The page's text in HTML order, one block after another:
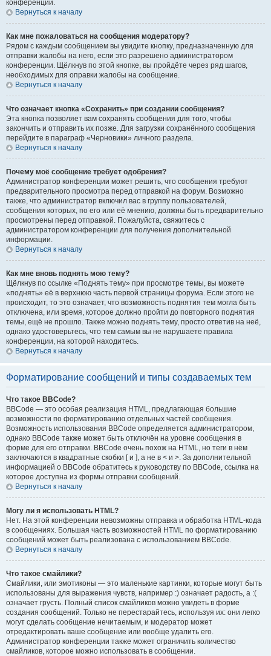
конференции.
Вернуться к началу
Как мне пожаловаться на сообщения модератору?
Рядом с каждым сообщением вы увидите кнопку, предназначенную для
отправки жалобы на него, если это разрешено администратором
конференции. Щёлкнув по этой кнопке, вы пройдёте через ряд шагов,
необходимых для оправки жалобы на сообщение.
Вернуться к началу
Что означает кнопка «Сохранить» при создании сообщения?
Эта кнопка позволяет вам сохранять сообщения для того, чтобы
закончить и отправить их позже. Для загрузки сохранённого сообщения
перейдите в параграф «Черновики» личного раздела.
Вернуться к началу
Почему моё сообщение требует одобрения?
Администратор конференции может решить, что сообщения требуют
предварительного просмотра перед отправкой на форум. Возможно
также, что администратор включил вас в группу пользователей,
сообщения которых, по его или её мнению, должны быть предварительно
просмотрены перед отправкой. Пожалуйста, свяжитесь с
администратором конференции для получения дополнительной
информации.
Вернуться к началу
Как мне вновь поднять мою тему?
Щёлкнув по ссылке «Поднять тему» при просмотре темы, вы можете
«поднять» её в верхнюю часть первой страницы форума. Если этого не
происходит, то это означает, что возможность поднятия тем могла быть
отключена, или время, которое должно пройти до повторного поднятия
темы, ещё не прошло. Также можно поднять тему, просто ответив на неё,
однако удостоверьтесь, что тем самым вы не нарушаете правила
конференции, на которой находитесь.
Вернуться к началу
Форматирование сообщений и типы создаваемых тем
Что такое BBCode?
BBCode — это особая реализация HTML, предлагающая большие
возможности по форматированию отдельных частей сообщения.
Возможность использования BBCode определяется администратором,
однако BBCode также может быть отключён на уровне сообщения в
форме для его отправки. BBCode очень похож на HTML, но теги в нём
заключаются в квадратные скобки [ и ], а не в < и >. За дополнительной
информацией о BBCode обратитесь к руководству по BBCode, ссылка на
которое доступна из формы отправки сообщений.
Вернуться к началу
Могу ли я использовать HTML?
Нет. На этой конференции невозможны отправка и обработка HTML-кода
в сообщениях. Большая часть возможностей HTML по форматированию
сообщений может быть реализована с использованием BBCode.
Вернуться к началу
Что такое смайлики?
Смайлики, или эмотиконы — это маленькие картинки, которые могут быть
использованы для выражения чувств, например :) означает радость, а :(
означает грусть. Полный список смайликов можно увидеть в форме
создания сообщений. Только не перестарайтесь, используя их: они легко
могут сделать сообщение нечитаемым, и модератор может
отредактировать ваше сообщение или вообще удалить его.
Администратор конференции также может ограничить количество
смайликов, которое можно использовать в сообщении.